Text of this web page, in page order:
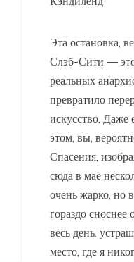
Эта остановка,
Слэб-Сити — это
реальных
превратило
искусство.
этом, вы,
Спасения,
сюда в мае
очень жарко, но
гораздо сноснее
весь день.
место, где я